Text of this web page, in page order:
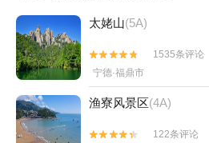
太姥山(5A)


1535条评论
宁德·福鼎市
渔寮风景区(4A)


122条评论